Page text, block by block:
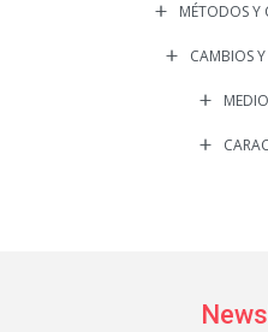
MÉTODOS Y
CAMBIOS